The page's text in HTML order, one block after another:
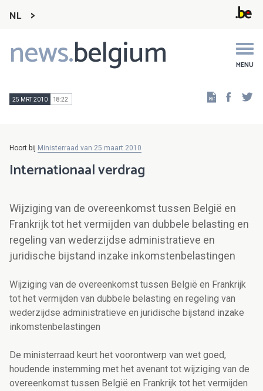
NL
news.belgium MENU
Main
navigation
25 MRT 2010 18:22
Hoort bij Ministerraad van 25 maart 2010
Internationaal verdrag
Wijziging van de overeenkomst tussen België en
Frankrijk tot het vermijden van dubbele belasting en
regeling van wederzijdse administratieve en
juridische bijstand inzake inkomstenbelastingen
Wijziging van de overeenkomst tussen België en Frankrijk
tot het vermijden van dubbele belasting en regeling van
wederzijdse administratieve en juridische bijstand inzake
inkomstenbelastingen
De ministerraad keurt het voorontwerp van wet goed,
houdende instemming met het avenant tot wijziging van de
overeenkomst tussen België en Frankrijk tot het vermijden